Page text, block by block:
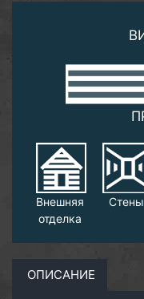
Внешняя
отделка
Стены
ОПИСАНИЕ